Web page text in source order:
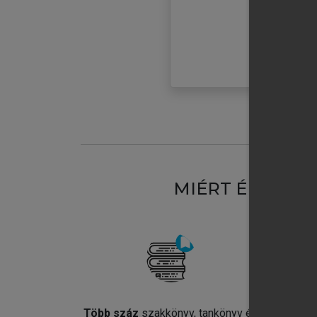
MIÉRT
Több száz szakkönyv, tankönyv és